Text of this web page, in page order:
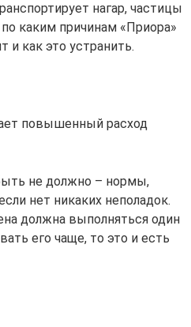
нагар, частицы
каким причинам «Приора»
и как это устранить.
повышенный расход
не должно – нормы,
нет никаких неполадок.
должна выполняться один
его чаще, то это и есть